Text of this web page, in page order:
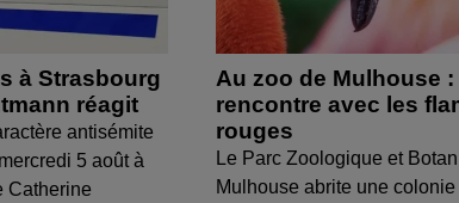
à Strasbourg
réagit
antisémite
5 août à
Catherine
Au zoo de Mulhouse :
rencontre avec les
rouges
Le Parc Zoologique et
Mulhouse abrite une colonie